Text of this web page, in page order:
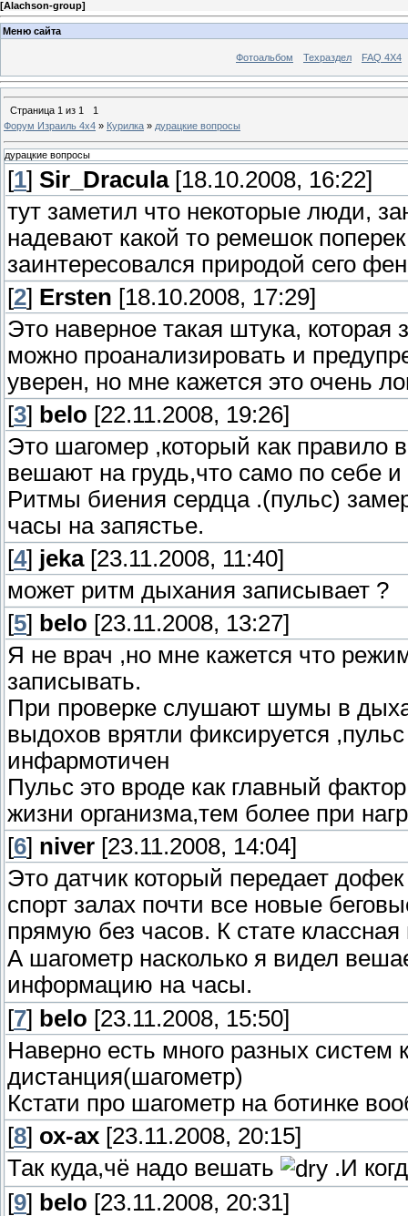
[Alachson-group]
Меню сайта
Фотоальбом Техраздел FAQ 4X4
Страница 1 из 1
1
Форум Израиль 4х4 » Курилка » дурацкие вопросы
дурацкие вопросы
[1] Sir_Dracula[18.10.2008, 16:22]
тут заметил что некоторые люди,
надевают какой то ремешок
заинтересовался природой сего
[2] Ersten [18.10.2008, 17:29]
Это наверное такая штука,
можно проанализировать и
уверен, но мне кажется это очень
[3] belo [22.11.2008, 19:26]
Это шагомер ,который как правило
вешают на грудь,что само по себе
Ритмы биения сердца .(пульс)
часы на запястье.
[4] jeka[23.11.2008, 11:40]
может ритм дыхания записывает ?
[5] belo [23.11.2008, 13:27]
Я не врач ,но мне кажется что
записывать.
При проверке слушают шумы в
выдохов врятли фиксируется
инфармотичен
Пульс это вроде как главный
жизни организма,тем более при
[6] niver [23.11.2008, 14:04]
Это датчик который передает
спорт залах почти все новые
прямую без часов. К стате
А шагометр насколько я видел
информацию на часы.
[7] belo [23.11.2008, 15:50]
Наверно есть много разных систем
дистанция(шагометр)
Кстати про шагометр на ботинке
[8] ох-ах [23.11.2008, 20:15]
Так куда,чё надо вешать
.И
[9] belo [23.11.2008, 20:31]